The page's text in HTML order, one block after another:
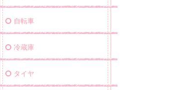
自転車
冷蔵庫
タイヤ